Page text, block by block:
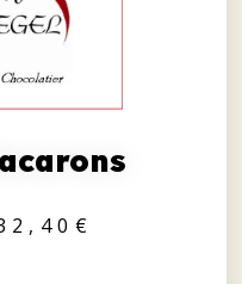
€